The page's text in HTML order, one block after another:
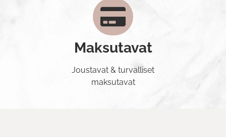
Maksutavat
Joustavat & turvalliset
maksutavat